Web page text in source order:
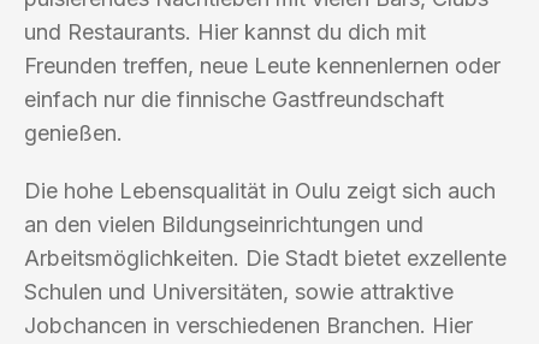
und Restaurants. Hier kannst du dich mit
Freunden treffen, neue Leute kennenlernen oder
einfach nur die finnische Gastfreundschaft
genießen.
Die hohe Lebensqualität in Oulu zeigt sich auch
an den vielen Bildungseinrichtungen und
Arbeitsmöglichkeiten. Die Stadt bietet exzellente
Schulen und Universitäten, sowie attraktive
Jobchancen in verschiedenen Branchen. Hier